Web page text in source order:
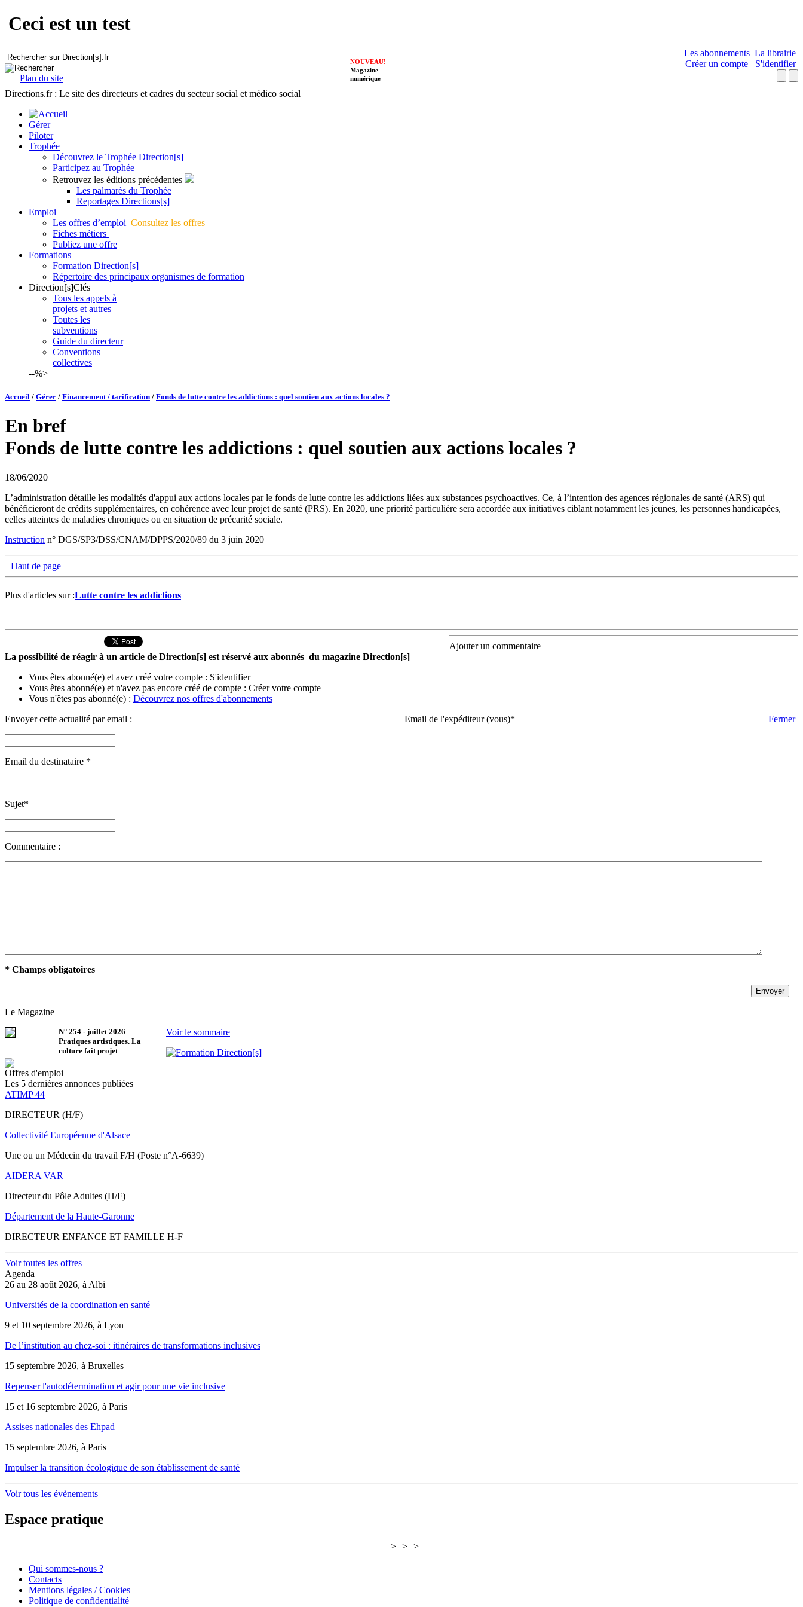
Ceci est un test
Plan du site
Les abonnements La librairie
Créer un compte
S'identifier
NOUVEAU!
Magazine
numérique
Directions.fr : Le site des directeurs et cadres du secteur social et médico social
Gérer
Piloter
Trophée
Découvrez le Trophée Direction[s]
Participez au Trophée
Retrouvez les éditions précédentes
Les palmarès du Trophée
Reportages Directions[s]
Emploi
Les offres d’emploi Consultez les offres
Fiches métiers
Publiez une offre
Formations
Formation Direction[s]
Répertoire des principaux organismes de formation
Direction[s]Clés
Tous les appels à
projets et autres
Toutes les
subventions
Guide du directeur
Conventions
collectives
--%>
Accueil / Gérer / Financement / tarification / Fonds de lutte contre les addictions : quel soutien aux actions locales ?
En bref
Fonds de lutte contre les addictions : quel soutien aux actions locales ?
18/06/2020
L’administration détaille les modalités d'appui aux actions locales par le fonds de lutte contre les addictions liées aux substances psychoactives. Ce, à l’intention des agences régionales de santé (ARS) qui
bénéficieront de crédits supplémentaires, en cohérence avec leur projet de santé (PRS). En 2020, une priorité particulière sera accordée aux initiatives ciblant notamment les jeunes, les personnes handicapées,
celles atteintes de maladies chroniques ou en situation de précarité sociale.
Instruction n° DGS/SP3/DSS/CNAM/DPPS/2020/89 du 3 juin 2020
Haut de page
Plus d'articles sur :Lutte contre les addictions
Ajouter un commentaire
La possibilité de réagir à un article de Direction[s] est réservé aux abonnés du magazine Direction[s]
Vous êtes abonné(e) et avez créé votre compte : S'identifier
Vous êtes abonné(e) et n'avez pas encore créé de compte : Créer votre compte
Vous n'êtes pas abonné(e) : Découvrez nos offres d'abonnements
Envoyer cette actualité par email :
Fermer
Email de l'expéditeur (vous)*
Email du destinataire *
Sujet*
Commentaire :
* Champs obligatoires
Le Magazine
N° 254 - juillet 2026
Pratiques artistiques. La
culture fait projet
Voir le sommaire
Offres d'emploi
Les 5 dernières annonces publiées
ATIMP 44
DIRECTEUR (H/F)
Collectivité Européenne d'Alsace
Une ou un Médecin du travail F/H (Poste n°A-6639)
AIDERA VAR
Directeur du Pôle Adultes (H/F)
Département de la Haute-Garonne
DIRECTEUR ENFANCE ET FAMILLE H-F
Voir toutes les offres
Agenda
26 au 28 août 2026, à Albi
Universités de la coordination en santé
9 et 10 septembre 2026, à Lyon
De l’institution au chez-soi : itinéraires de transformations inclusives
15 septembre 2026, à Bruxelles
Repenser l'autodétermination et agir pour une vie inclusive
15 et 16 septembre 2026, à Paris
Assises nationales des Ehpad
15 septembre 2026, à Paris
Impulser la transition écologique de son établissement de santé
Voir tous les évènements
Espace pratique
> > >
Qui sommes-nous ?
Contacts
Mentions légales / Cookies
Politique de confidentialité